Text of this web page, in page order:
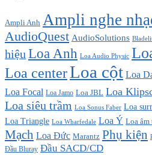
Ampli Anh Ampli nghe
AudioQuest AudioSolutions
hiệu Loa Anh Loa Audio Physic
Loa centerLoa cột Loa
Loa Focal Loa Jamo Loa JBL Loa
Loa siêu trầm Loa Sonus Faber Loa
Loa Triangle Loa Wharfedale Loa Ý Loa âm
Mạch Loa Đức Marantz Phụ kiện
Đầu Bluray Đầu SACD/CD